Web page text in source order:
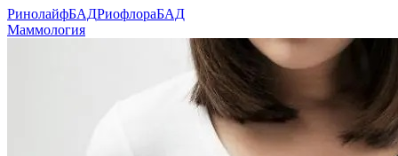
РинолайфБАДРиофлораБАД
Маммология